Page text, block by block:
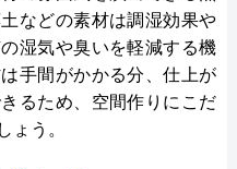
などの素材は調湿効果や
湿気や臭いを軽減する機
手間がかかる分、仕上が
るため、空間作りにこだ
ょう。